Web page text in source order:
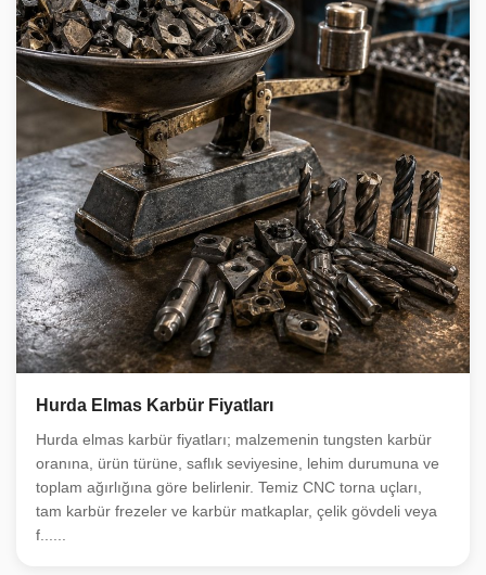
Hurda Elmas Karbür Fiyatları
Hurda elmas karbür fiyatları; malzemenin tungsten karbür
oranına, ürün türüne, saflık seviyesine, lehim durumuna ve
toplam ağırlığına göre belirlenir. Temiz CNC torna uçları,
tam karbür frezeler ve karbür matkaplar, çelik gövdeli veya
f......